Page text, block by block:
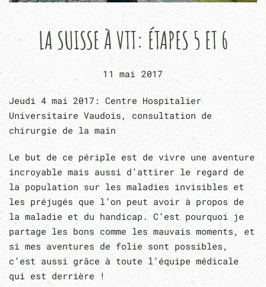
LA SUISSE À VTT: ÉTAPES 5 ET 6
11 mai 2017
Jeudi 4 mai 2017: Centre Hospitalier
Universitaire Vaudois, consultation de
chirurgie de la main
Le but de ce périple est de vivre une aventure
incroyable mais aussi d’attirer le regard de
la population sur les maladies invisibles et
les préjugés que l’on peut avoir à propos de
la maladie et du handicap. C’est pourquoi je
partage les bons comme les mauvais moments, et
si mes aventures de folie sont possibles,
c’est aussi grâce à toute l’équipe médicale
qui est derrière !